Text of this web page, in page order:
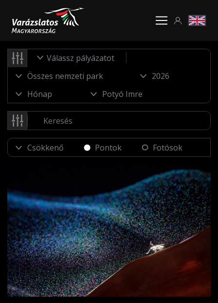
Válassz pályázatot
Pontok Fotósok